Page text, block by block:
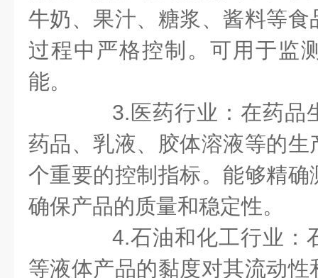
牛奶、果汁、糖浆、酱料等
过程中严格控制。可用于监
能。
3.医药行业：在药品
药品、乳液、胶体溶液等的
个重要的控制指标。能够精
确保产品的质量和稳定性。
4.石油和化工行业：
等液体产品的黏度对其流动